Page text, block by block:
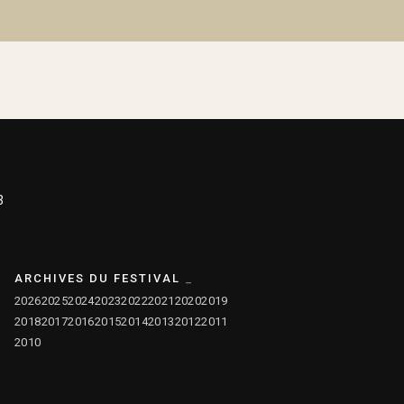
ARCHIVES DU FESTIVAL
202620252024202320222021 20202019
20182017201620152014201320122011
2010